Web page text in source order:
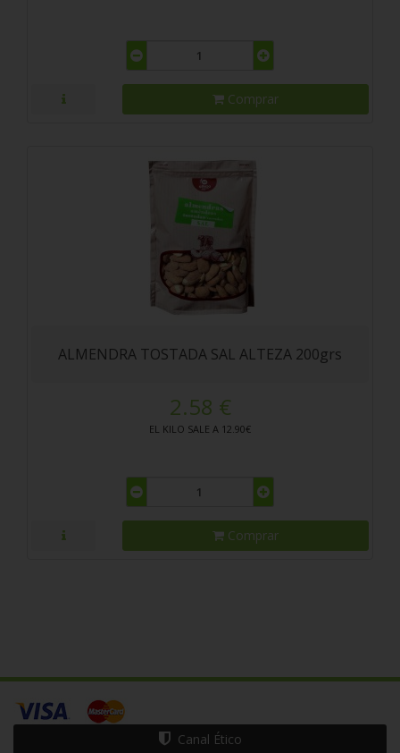
Comprar
ALMENDRA TOSTADA SAL ALTEZA 200grs
2.58 €
EL KILO SALE A 12.90€
Comprar
Canal Ético